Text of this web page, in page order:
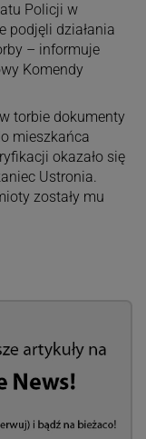
Policji w
podjęli działania
– informuje
Komendy
torbie dokumenty
mieszkańca
okazało się
Ustronia.
zostały mu